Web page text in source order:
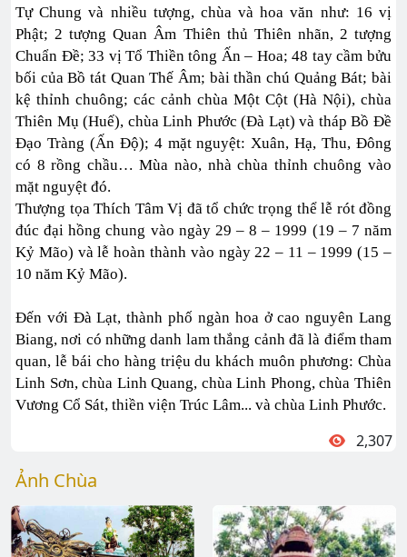
Tự Chung và nhiều tượng, chùa và hoa văn như: 16 vị
Phật; 2 tượng Quan Âm Thiên thủ Thiên nhãn, 2 tượng
Chuẩn Đề; 33 vị Tổ Thiền tông Ấn – Hoa; 48 tay cầm bửu
bối của Bồ tát Quan Thế Âm; bài thần chú Quảng Bát; bài
kệ thỉnh chuông; các cảnh chùa Một Cột (Hà Nội), chùa
Thiên Mụ (Huế), chùa Linh Phước (Đà Lạt) và tháp Bồ Đề
Đạo Tràng (Ấn Độ); 4 mặt nguyệt: Xuân, Hạ, Thu, Đông
có 8 rồng chầu… Mùa nào, nhà chùa thỉnh chuông vào
mặt nguyệt đó.
Thượng tọa Thích Tâm Vị đã tổ chức trọng thể lễ rót đồng
đúc đại hồng chung vào ngày 29 – 8 – 1999 (19 – 7 năm
Kỷ Mão) và lễ hoàn thành vào ngày 22 – 11 – 1999 (15 –
10 năm Kỷ Mão).
Đến với Đà Lạt, thành phố ngàn hoa ở cao nguyên Lang
Biang, nơi có những danh lam thắng cảnh đã là điểm tham
quan, lễ bái cho hàng triệu du khách muôn phương: Chùa
Linh Sơn, chùa Linh Quang, chùa Linh Phong, chùa Thiên
Vương Cổ Sát, thiền viện Trúc Lâm... và chùa Linh Phước.
2,307
Ảnh Chùa